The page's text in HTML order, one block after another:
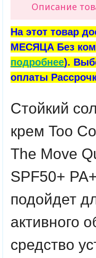
Описание
На этот товар
МЕСЯЦА Без
подробнее).
оплаты
Стойкий
крем Too
The Move
SPF50+
подойдет
активного
средство